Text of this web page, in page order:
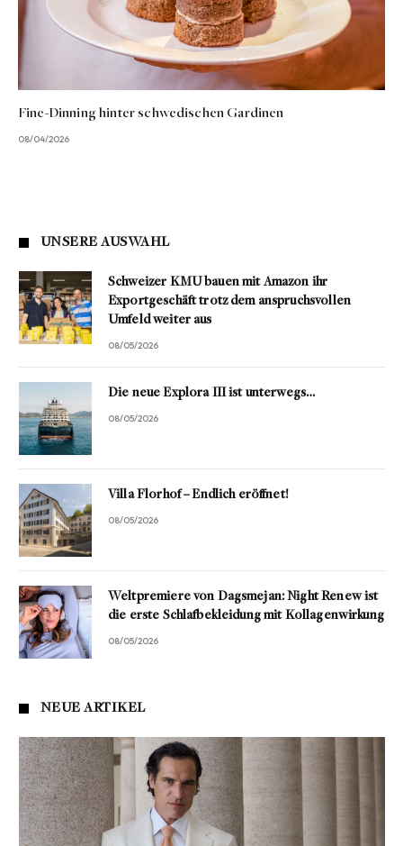
Fine-Dinning hinter schwedischen Gardinen
08/04/2026
UNSERE AUSWAHL
Schweizer KMU bauen mit Amazon ihr
Exportgeschäft trotz dem anspruchsvollen
Umfeld weiter aus
08/05/2026
Die neue Explora III ist unterwegs…
08/05/2026
Villa Florhof – Endlich eröffnet!
08/05/2026
Weltpremiere von Dagsmejan: Night Renew ist
die erste Schlafbekleidung mit Kollagenwirkung
08/05/2026
NEUE ARTIKEL